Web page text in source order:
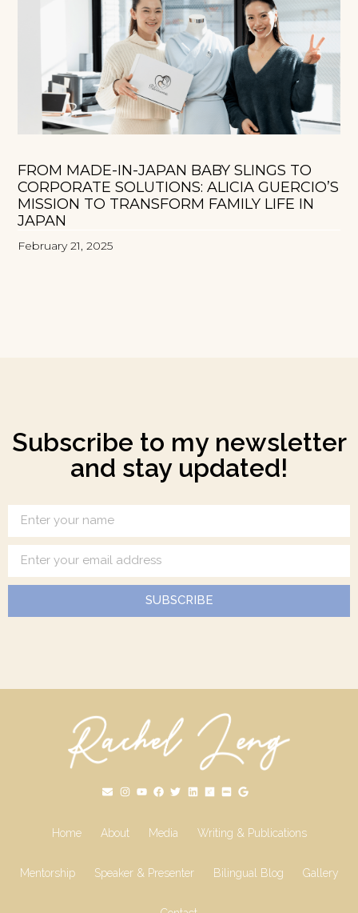
FROM MADE-IN-JAPAN BABY SLINGS TO
CORPORATE SOLUTIONS: ALICIA GUERCIO’S
MISSION TO TRANSFORM FAMILY LIFE IN
JAPAN
February 21, 2025
Subscribe to my newsletter
and stay updated!
SUBSCRIBE
Home About Media Writing & Publications
Mentorship Speaker & Presenter Bilingual Blog Gallery